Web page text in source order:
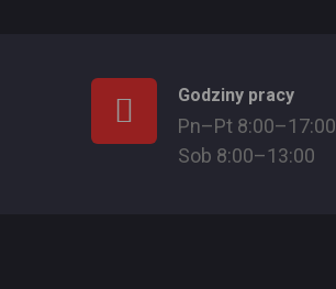
Godziny pracy
Pn–Pt 8:00–17:00
Sob 8:00–13:00